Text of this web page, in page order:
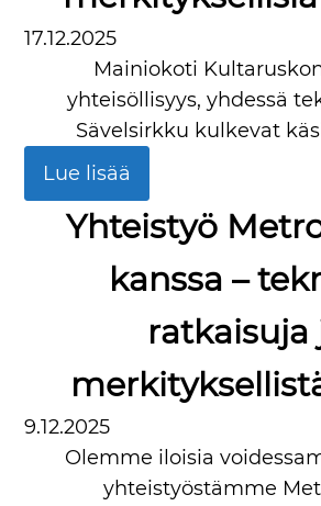
17.12.2025
Mainiokoti
yhteisöllisyys, yhdessä
Sävelsirkku kulkevat
Lue lisää
Yhteistyö
kanssa –
ratkaisuja
9.12.2025
Olemme iloisia
yhteistyöstämme